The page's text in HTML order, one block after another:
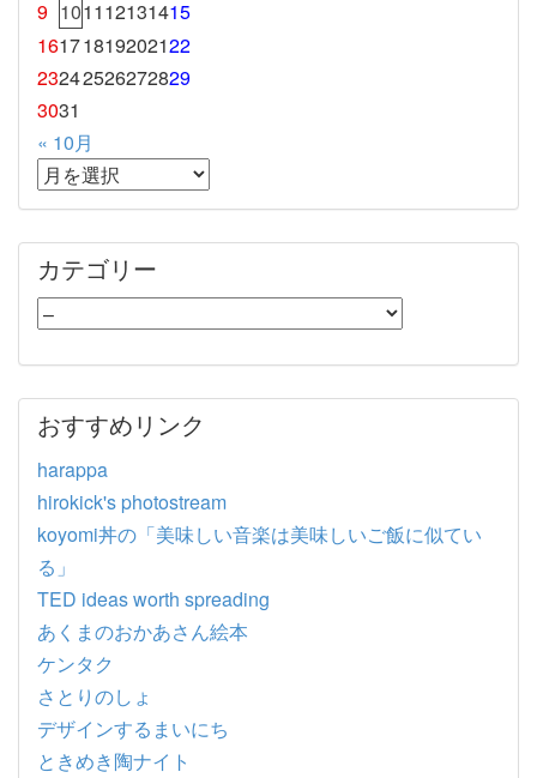
9 101112131415
16171819202122
23242526272829
3031
« 10月
カテゴリー
おすすめリンク
harappa
hirokick's photostream
koyomi丼の「美味しい音楽は美味しいご飯に似てい
る」
TED ideas worth spreading
あくまのおかあさん絵本
ケンタク
さとりのしょ
デザインするまいにち
ときめき陶ナイト